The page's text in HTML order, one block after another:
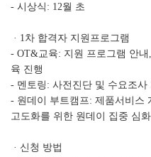
- 시상식: 12월 초
· 1차 합격자 지원프로그램
- OT&교육: 지원 프로그램 안내
육 진행
- 멘토링: 사전진단 및 수요조사
- 원데이 부트캠프: 제품서비스
고도화를 위한 원데이 집중 심
· 신청 방법